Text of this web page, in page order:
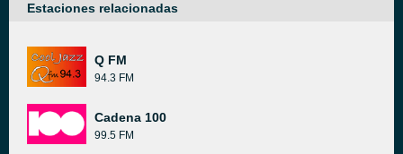
Estaciones relacionadas
Q FM
94.3 FM
Cadena 100
99.5 FM